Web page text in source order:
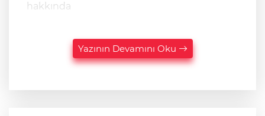
hakkında
Yazının Devamını Oku